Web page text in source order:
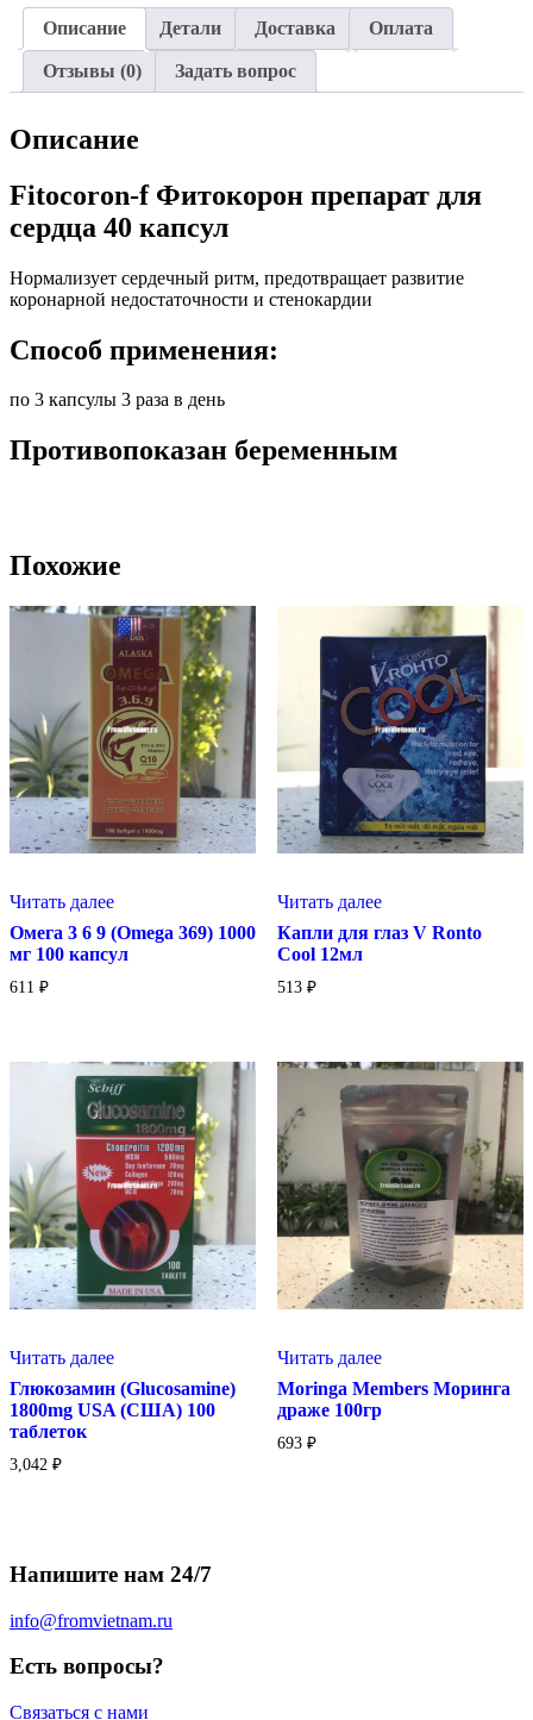
Описание Детали Доставка Оплата
Отзывы (0) Задать вопрос
Описание
Fitocoron-f Фитокорон препарат для
сердца 40 капсул
Нормализует сердечный ритм, предотвращает развитие
коронарной недостаточности и стенокардии
Способ применения:
по 3 капсулы 3 раза в день
Противопоказан беременным
Похожие
Читать далее
Омега 3 6 9 (Omega 369) 1000
мг 100 капсул
611 ₽
Читать далее
Капли для глаз V Ronto
Cool 12мл
513 ₽
Читать далее
Глюкозамин (Glucosamine)
1800mg USA (США) 100
таблеток
3,042 ₽
Читать далее
Moringa Members Моринга
драже 100гр
693 ₽
Напишите нам 24/7
info@fromvietnam.ru
Есть вопросы?
Связаться с нами